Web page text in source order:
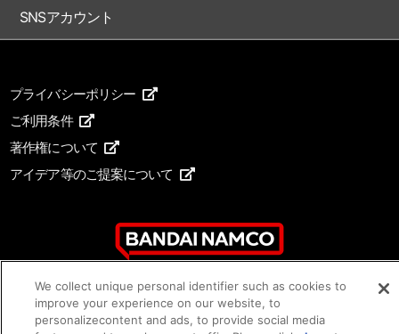
SNSアカウント
プライバシーポリシー
ご利用条件
著作権について
アイデア等のご提案について
We collect unique personal identifier such as cookies to
improve your experience on our website, to
personalizecontent and ads, to provide social media